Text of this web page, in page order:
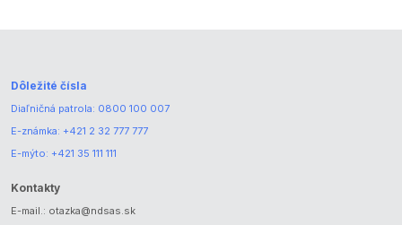
Dôležité čísla
Diaľničná patrola: 0800 100 007
E-známka: +421 2 32 777 777
E-mýto: +421 35 111 111
Kontakty
E-mail.: otazka@ndsas.sk